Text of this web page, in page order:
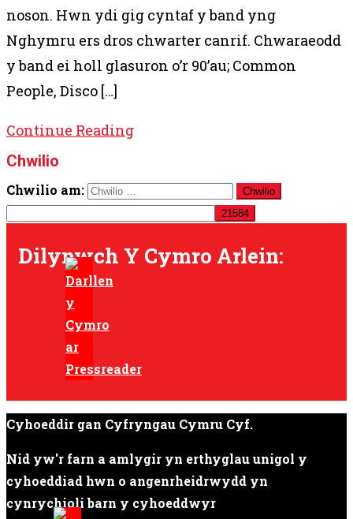
noson. Hwn ydi gig cyntaf y band yng
Nghymru ers dros chwarter canrif. Chwaraeodd
y band ei holl glasuron o’r 90’au; Common
People, Disco […]
Continue Reading
Chwilio
Chwilio am:
Dilynwch Y Cymro Arlein:
Cyhoeddir gan Cyfryngau Cymru Cyf.
Nid yw'r farn a amlygir yn erthyglau unigol y
cyhoeddiad hwn o angenrheidrwydd yn
cynrychioli barn y cyhoeddwyr